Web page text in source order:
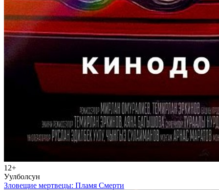
12+
Уулболсун
Зловещие мертвецы: Пламя Смерти